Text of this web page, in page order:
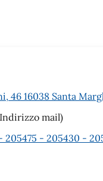
46 16038 Santa
mail)
205475 - 205430 -